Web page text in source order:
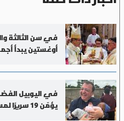
في سن الثالثة
أوغستين يبدأ
في اليوبيل
يؤمّن 19 سريرًا لمستشفى أطفال في إفريقيا